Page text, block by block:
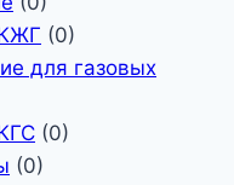
(0)
для газовых
(0)
(0)